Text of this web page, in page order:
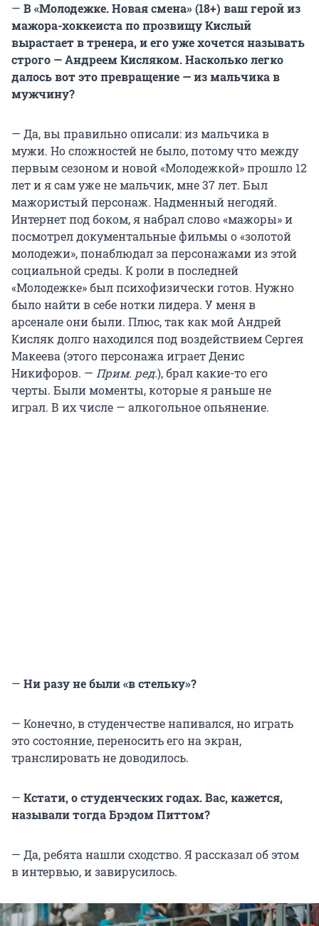
— В «Молодежке. Новая смена» (18+) ваш герой из
мажора-хоккеиста по прозвищу Кислый
вырастает в тренера, и его уже хочется называть
строго — Андреем Кисляком. Насколько легко
далось вот это превращение — из мальчика в
мужчину?
— Да, вы правильно описали: из мальчика в
мужи. Но сложностей не было, потому что между
первым сезоном и новой «Молодежкой» прошло 12
лет и я сам уже не мальчик, мне 37 лет. Был
мажористый персонаж. Надменный негодяй.
Интернет под боком, я набрал слово «мажоры» и
посмотрел документальные фильмы о «золотой
молодежи», понаблюдал за персонажами из этой
социальной среды. К роли в последней
«Молодежке» был психофизически готов. Нужно
было найти в себе нотки лидера. У меня в
арсенале они были. Плюс, так как мой Андрей
Кисляк долго находился под воздействием Сергея
Макеева (этого персонажа играет Денис
Никифоров. — Прим. ред.), брал какие-то его
черты. Были моменты, которые я раньше не
играл. В их числе — алкогольное опьянение.
— Ни разу не были «в стельку»?
— Конечно, в студенчестве напивался, но играть
это состояние, переносить его на экран,
транслировать не доводилось.
— Кстати, о студенческих годах. Вас, кажется,
называли тогда Брэдом Питтом?
— Да, ребята нашли сходство. Я рассказал об этом
в интервью, и завирусилось.